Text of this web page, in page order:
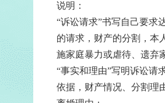
说明：
“诉讼请求”书写自己要求
的请求，财产的分割，本
施家庭暴力或虐待、遗弃
“事实和理由”写明诉讼请
依据，财产情况、分割理